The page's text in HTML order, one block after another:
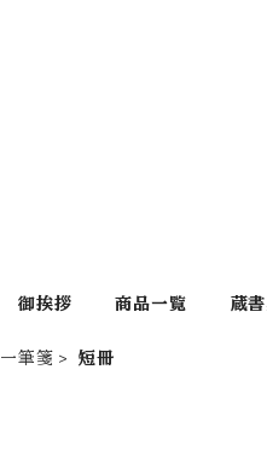
御挨拶 商品一覧 蔵
一筆箋 短冊